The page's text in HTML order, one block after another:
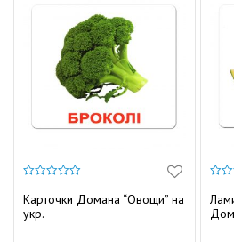
и
з
5
Карточки Домана “Овощи” на
укр.
и
з
5